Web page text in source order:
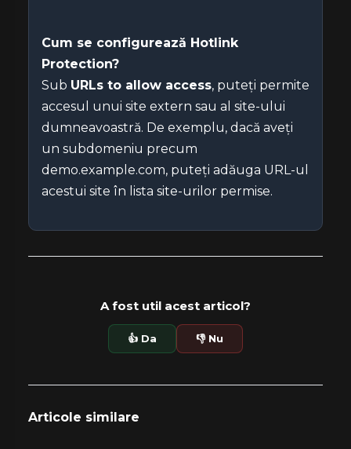
Cum se configurează Hotlink
Protection?
Sub URLs to allow access, puteți permite
accesul unui site extern sau al site-ului
dumneavoastră. De exemplu, dacă aveți
un subdomeniu precum
demo.example.com, puteți adăuga URL-ul
acestui site în lista site-urilor permise.
A fost util acest articol?
👍 Da 👎 Nu
Articole similare